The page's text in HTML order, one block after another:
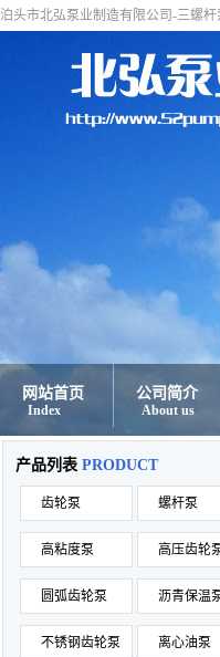
泊头市北弘泵业制造有限公司-三螺
网站首页
Index
公司简介
About us
产品列表 PRODUCT
齿轮泵 螺杆泵
高粘度泵 高压齿轮
圆弧齿轮泵 沥青保温
不锈钢齿轮泵 离心油泵